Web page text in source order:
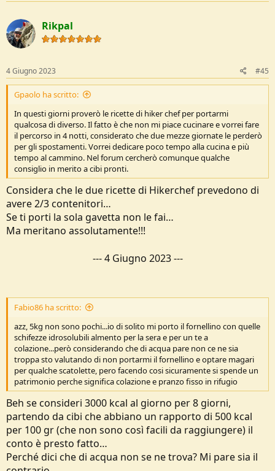
Rikpal
4 Giugno 2023 #45
Gpaolo ha scritto:
In questi giorni proverò le ricette di hiker chef per portarmi
qualcosa di diverso. Il fatto è che non mi piace cucinare e vorrei fare
il percorso in 4 notti, considerato che due mezze giornate le perderò
per gli spostamenti. Vorrei dedicare poco tempo alla cucina e più
tempo al cammino. Nel forum cercherò comunque qualche
consiglio in merito a cibi pronti.
Considera che le due ricette di Hikerchef prevedono di
avere 2/3 contenitori…
Se ti porti la sola gavetta non le fai…
Ma meritano assolutamente!!!
---4 Giugno 2023---
Fabio86 ha scritto:
azz, 5kg non sono pochi...io di solito mi porto il fornellino con quelle
schifezze idrosolubili almento per la sera e per un te a
colazione...però considerando che di acqua pare non ce ne sia
troppa sto valutando di non portarmi il fornellino e optare magari
per qualche scatolette, pero facendo cosi sicuramente si spende un
patrimonio perche significa colazione e pranzo fisso in rifugio
Beh se consideri 3000 kcal al giorno per 8 giorni,
partendo da cibi che abbiano un rapporto di 500 kcal
per 100 gr (che non sono così facili da raggiungere) il
conto è presto fatto…
Perché dici che di acqua non se ne trova? Mi pare sia il